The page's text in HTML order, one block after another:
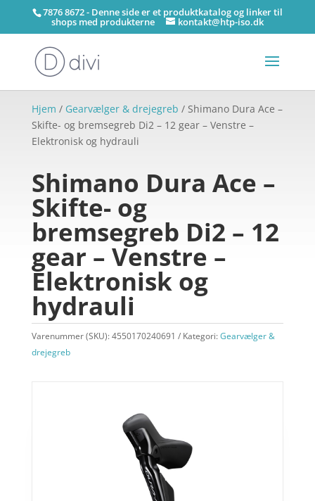
7876 8672 - Denne side er et produktkatalog og linker til
shops med produkterne kontakt@htp-iso.dk
Hjem / Gearvælger & drejegreb / Shimano Dura Ace –
Skifte- og bremsegreb Di2 – 12 gear – Venstre –
Elektronisk og hydrauli
Shimano Dura Ace –
Skifte- og
bremsegreb Di2 – 12
gear – Venstre –
Elektronisk og
hydrauli
Varenummer (SKU):4550170240691 Kategori:Gearvælger &
drejegreb